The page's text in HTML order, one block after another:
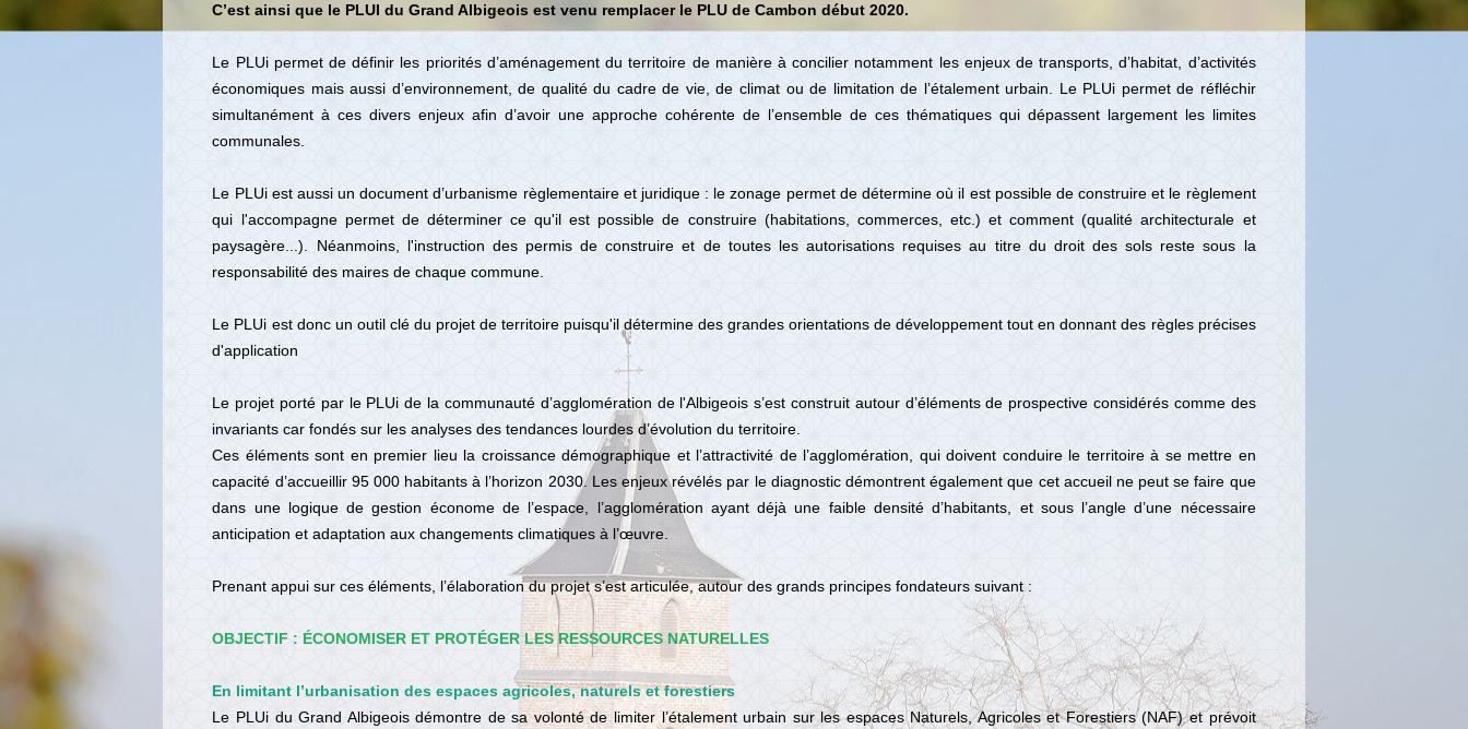
C’est ainsi que le PLUI du Grand Albigeois est venu remplacer le PLU de Cambon début 2020.
Le PLUi permet de définir les priorités d’aménagement du territoire de manière à concilier notamment les enjeux de transports, d’habitat, d’activités
économiques mais aussi d’environnement, de qualité du cadre de vie, de climat ou de limitation de l’étalement urbain. Le PLUi permet de réfléchir
simultanément à ces divers enjeux afin d’avoir une approche cohérente de l’ensemble de ces thématiques qui dépassent largement les limites
communales.
Le PLUi est aussi un document d’urbanisme règlementaire et juridique : le zonage permet de détermine où il est possible de construire et le règlement
qui l'accompagne permet de déterminer ce qu'il est possible de construire (habitations, commerces, etc.) et comment (qualité architecturale et
paysagère...). Néanmoins, l'instruction des permis de construire et de toutes les autorisations requises au titre du droit des sols reste sous la
responsabilité des maires de chaque commune.
Le PLUi est donc un outil clé du projet de territoire puisqu'il détermine des grandes orientations de développement tout en donnant des règles précises
d'application
Le projet porté par le PLUi de la communauté d’agglomération de l'Albigeois s’est construit autour d’éléments de prospective considérés comme des
invariants car fondés sur les analyses des tendances lourdes d’évolution du territoire.
Ces éléments sont en premier lieu la croissance démographique et l’attractivité de l’agglomération, qui doivent conduire le territoire à se mettre en
capacité d’accueillir 95 000 habitants à l’horizon 2030. Les enjeux révélés par le diagnostic démontrent également que cet accueil ne peut se faire que
dans une logique de gestion économe de l’espace, l’agglomération ayant déjà une faible densité d’habitants, et sous l’angle d’une nécessaire
anticipation et adaptation aux changements climatiques à l’œuvre.
Prenant appui sur ces éléments, l’élaboration du projet s’est articulée, autour des grands principes fondateurs suivant :
OBJECTIF : ÉCONOMISER ET PROTÉGER LES RESSOURCES NATURELLES
En limitant l’urbanisation des espaces agricoles, naturels et forestiers
Le PLUi du Grand Albigeois démontre de sa volonté de limiter l’étalement urbain sur les espaces Naturels, Agricoles et Forestiers (NAF) et prévoit